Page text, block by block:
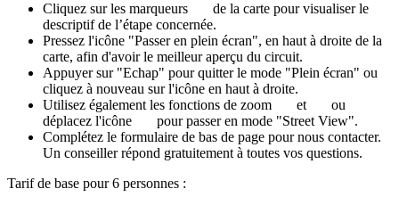
Cliquez sur les marqueurs
de la carte pour visualiser le
descriptif de l’étape concernée.
Pressez l'icône "Passer en plein écran", en haut à droite de la
carte, afin d'avoir le meilleur aperçu du circuit.
Appuyer sur "Echap" pour quitter le mode "Plein écran" ou
cliquez à nouveau sur l'icône en haut à droite.
Utilisez également les fonctions de zoom
et
ou
déplacez l'icône
pour passer en mode "Street View".
Complétez le formulaire de bas de page pour nous contacter.
Un conseiller répond gratuitement à toutes vos questions.
Tarif de base pour 6 personnes :